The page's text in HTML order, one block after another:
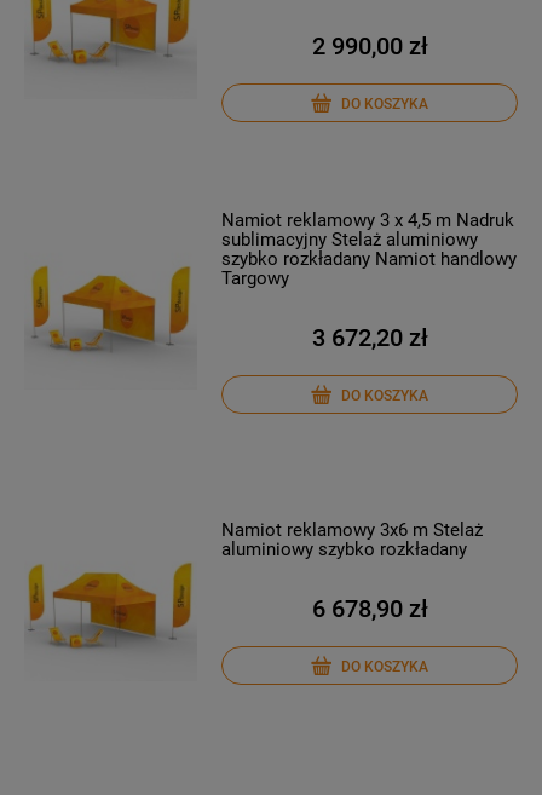
2 990,00 zł
DO KOSZYKA
Namiot reklamowy 3 x 4,5 m Nadruk
sublimacyjny Stelaż aluminiowy
szybko rozkładany Namiot handlowy
Targowy
3 672,20 zł
DO KOSZYKA
Namiot reklamowy 3x6 m Stelaż
aluminiowy szybko rozkładany
6 678,90 zł
DO KOSZYKA